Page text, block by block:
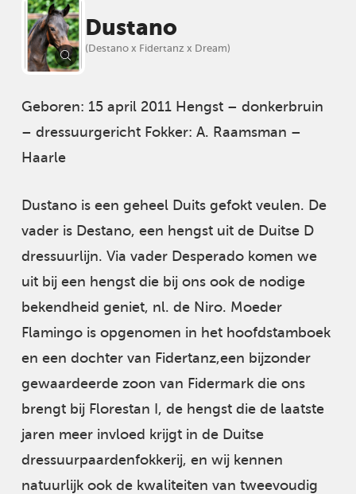
Dustano
(Destano x Fidertanz x Dream)
Geboren: 15 april 2011 Hengst – donkerbruin
– dressuurgericht Fokker: A. Raamsman –
Haarle
Dustano is een geheel Duits gefokt veulen. De
vader is Destano, een hengst uit de Duitse D
dressuurlijn. Via vader Desperado komen we
uit bij een hengst die bij ons ook de nodige
bekendheid geniet, nl. de Niro. Moeder
Flamingo is opgenomen in het hoofdstamboek
en een dochter van Fidertanz,een bijzonder
gewaardeerde zoon van Fidermark die ons
brengt bij Florestan I, de hengst die de laatste
jaren meer invloed krijgt in de Duitse
dressuurpaardenfokkerij, en wij kennen
natuurlijk ook de kwaliteiten van tweevoudig